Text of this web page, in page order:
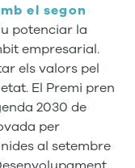
el segon
potenciar la
empresarial.
els valors pel
El Premi pren
2030 de
per
al setembre